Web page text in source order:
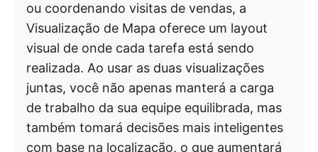
ou coordenando visitas de vendas, a
Visualização de Mapa oferece um layout
visual de onde cada tarefa está sendo
realizada. Ao usar as duas visualizações
juntas, você não apenas manterá a carga
de trabalho da sua equipe equilibrada, mas
também tomará decisões mais inteligentes
com base na localização, o que aumentará